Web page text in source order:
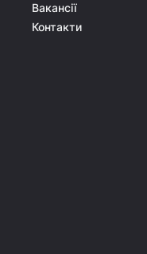
Вакансії
Контакти